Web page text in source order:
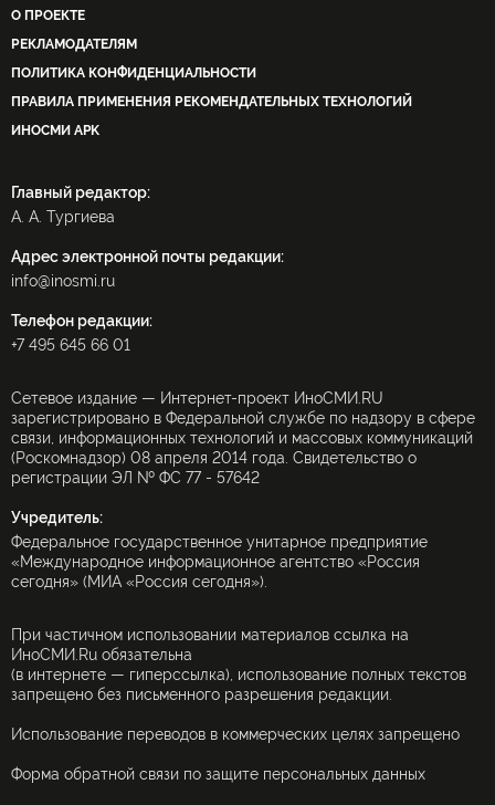
О ПРОЕКТЕ
РЕКЛАМОДАТЕЛЯМ
ПОЛИТИКА КОНФИДЕНЦИАЛЬНОСТИ
ПРАВИЛА ПРИМЕНЕНИЯ РЕКОМЕНДАТЕЛЬНЫХ ТЕХНОЛОГИЙ
ИНОСМИ APK
Главный редактор:
А. А. Тургиева
Адрес электронной почты редакции:
info@inosmi.ru
Телефон редакции:
+7 495 645 66 01
Сетевое издание — Интернет-проект ИноСМИ.RU
зарегистрировано в Федеральной службе по надзору в сфере
связи, информационных технологий и массовых коммуникаций
(Роскомнадзор) 08 апреля 2014 года. Свидетельство о
регистрации ЭЛ № ФС 77 - 57642
Учредитель:
Федеральное государственное унитарное предприятие
«Международное информационное агентство «Россия
сегодня» (МИА «Россия сегодня»).
При частичном использовании материалов ссылка на
ИноСМИ.Ru обязательна
(в интернете — гиперссылка), использование полных текстов
запрещено без письменного разрешения редакции.
Использование переводов в коммерческих целях запрещено
Форма обратной связи по защите персональных данных